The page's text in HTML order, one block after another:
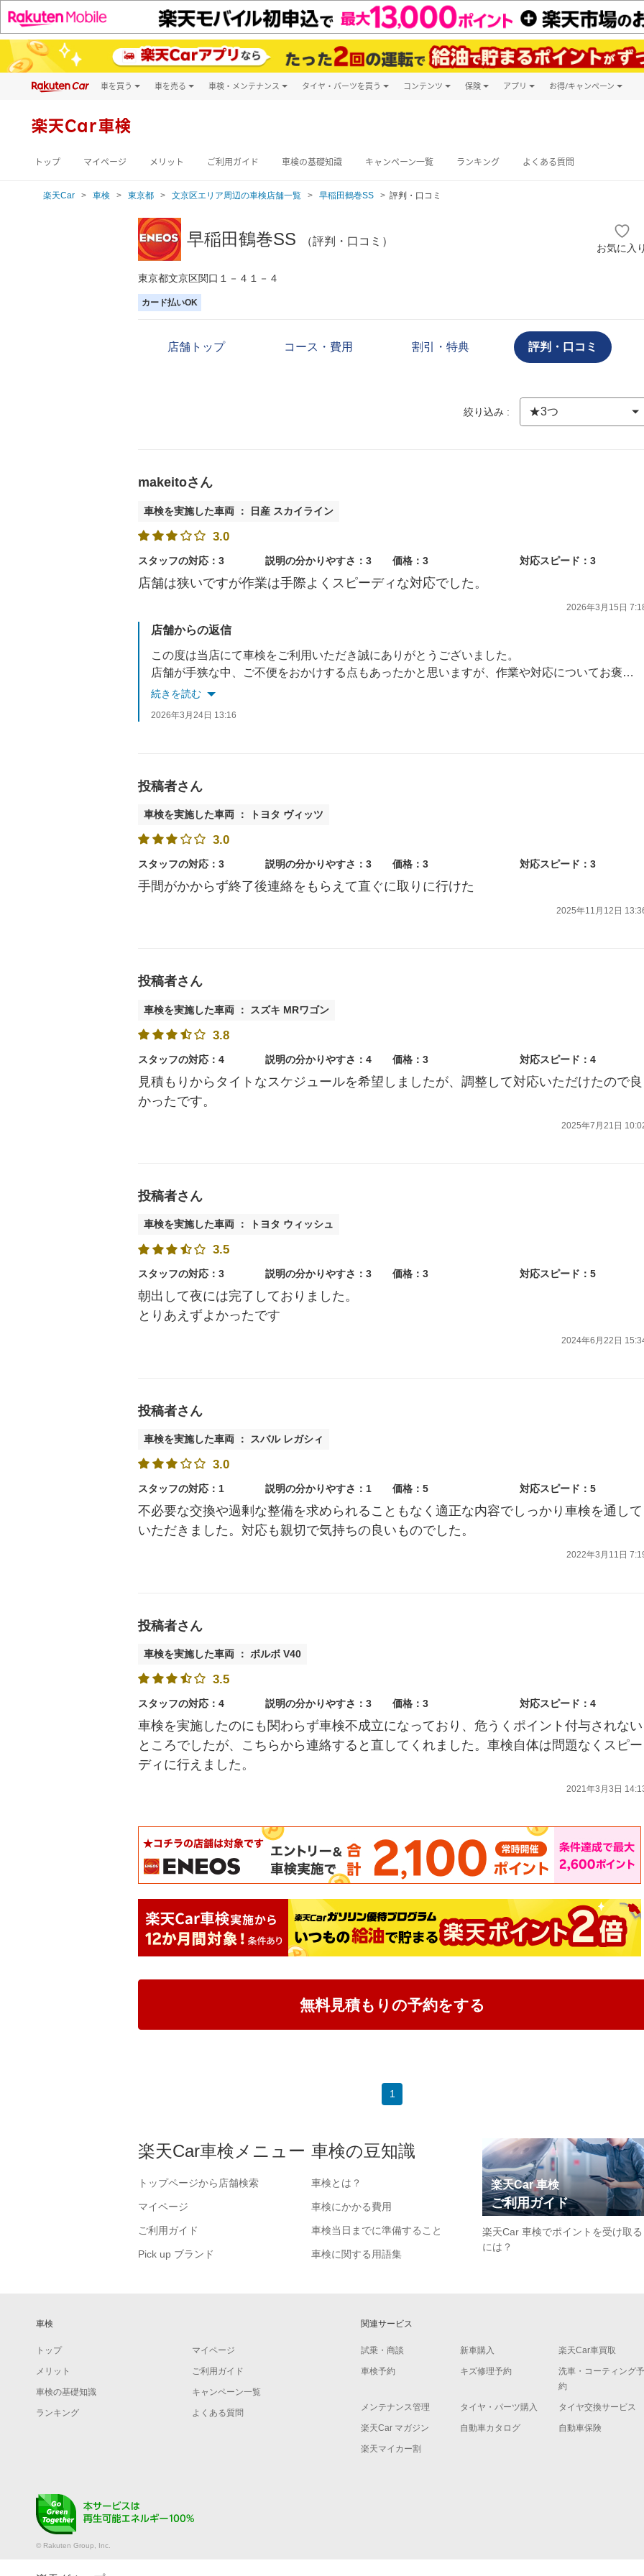
車を買う
新車
車を売る 車検・メンテナンス タイヤ・パーツを買う コンテンツ 保険 アプリ お得/キャンペーン
楽天Car車検
トップ マイページ メリット ご利用ガイド 車検の基礎知識 キャンペーン一覧 ランキング よくある質問
楽天Car 車検 東京都 文京区エリア周辺の車検店舗一覧 早稲田鶴巻SS 評判・口コミ
早稲田鶴巻SS （評判・口コミ）
お気に入
東京都文京区関口１－４１－４
カード払いOK
店舗トップ コース・費用 割引・特典 評判・口コミ
絞り込み :
makeitoさん
車検を実施した車両 ： 日産 スカイライン
3.0
スタッフの対応：3 説明の分かりやすさ：3 価格：3 対応スピード：3
店舗は狭いですが作業は手際よくスピーディな対応でした。
2026年3月15日
店舗からの返信
この度は当店にて車検をご利用いただき誠にありがとうございました。
店舗が手狭な中、ご不便をおかけする点もあったかと思いますが、作業や対応についてお褒めの言葉をいただき大変嬉しく思います。
今後もスピーディーかつ丁寧な対応を心掛けてまいります。
続きを読む
2026年3月24日 13:16
投稿者さん
車検を実施した車両 ： トヨタ ヴィッツ
3.0
スタッフの対応：3 説明の分かりやすさ：3 価格：3 対応スピード：3
手間がかからず終了後連絡をもらえて直ぐに取りに行けた
2025年11月12日
投稿者さん
車検を実施した車両 ： スズキ MRワゴン
3.8
スタッフの対応：4 説明の分かりやすさ：4 価格：3 対応スピード：4
見積もりからタイトなスケジュールを希望しましたが、調整して対応いただけたので良
かったです。
2025年7月21日
投稿者さん
車検を実施した車両 ： トヨタ ウィッシュ
3.5
スタッフの対応：3 説明の分かりやすさ：3 価格：3 対応スピード：5
朝出して夜には完了しておりました。
とりあえずよかったです
2024年6月22日
投稿者さん
車検を実施した車両 ： スバル レガシィ
3.0
スタッフの対応：1 説明の分かりやすさ：1 価格：5 対応スピード：5
不必要な交換や過剰な整備を求められることもなく適正な内容でしっかり車検を通して
いただきました。対応も親切で気持ちの良いものでした。
2022年3月11日
投稿者さん
車検を実施した車両 ： ボルボ V40
3.5
スタッフの対応：4 説明の分かりやすさ：3 価格：3 対応スピード：4
車検を実施したのにも関わらず車検不成立になっており、危うくポイント付与されない
ところでしたが、こちらから連絡すると直してくれました。車検自体は問題なくスピー
ディに行えました。
2021年3月3日
無料見積もりの予約をする
1
楽天Car車検メニュー
トップページから店舗検索
マイページ
ご利用ガイド
Pick up ブランド
車検の豆知識
車検とは？
車検にかかる費用
車検当日までに準備すること
車検に関する用語集
楽天Car 車検
ご利用ガイド
楽天Car 車検でポイントを受け取る
には？
車検
トップ マイページ
メリット ご利用ガイド
車検の基礎知識 キャンペーン一覧
ランキング よくある質問
関連サービス
試乗・商談 新車購入 楽天Car車買取
車検予約 キズ修理予約
洗車・コーティング
約
メンテナンス管理 タイヤ・パーツ購入 タイヤ交換サービス
楽天Car マガジン 自動車カタログ 自動車保険
楽天マイカー割
© Rakuten Group, Inc.